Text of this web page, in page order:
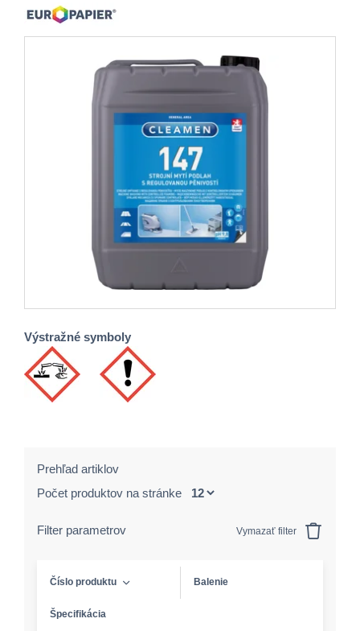
Výstražné symboly
Prehľad artiklov
Počet produktov na stránke
Filter parametrov Vymazať filter
Číslo produktu Balenie
Špecifikácia